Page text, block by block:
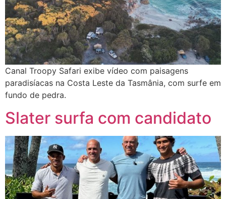
Canal Troopy Safari exibe vídeo com paisagens
paradisíacas na Costa Leste da Tasmânia, com surfe em
fundo de pedra.
Slater surfa com candidato